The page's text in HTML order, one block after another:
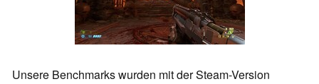
Unsere Benchmarks wurden mit der Steam-Version